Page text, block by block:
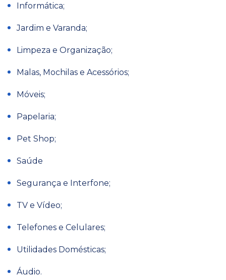
Informática;
Jardim e Varanda;
Limpeza e Organização;
Malas, Mochilas e Acessórios;
Móveis;
Papelaria;
Pet Shop;
Saúde
Segurança e Interfone;
TV e Vídeo;
Telefones e Celulares;
Utilidades Domésticas;
Áudio.